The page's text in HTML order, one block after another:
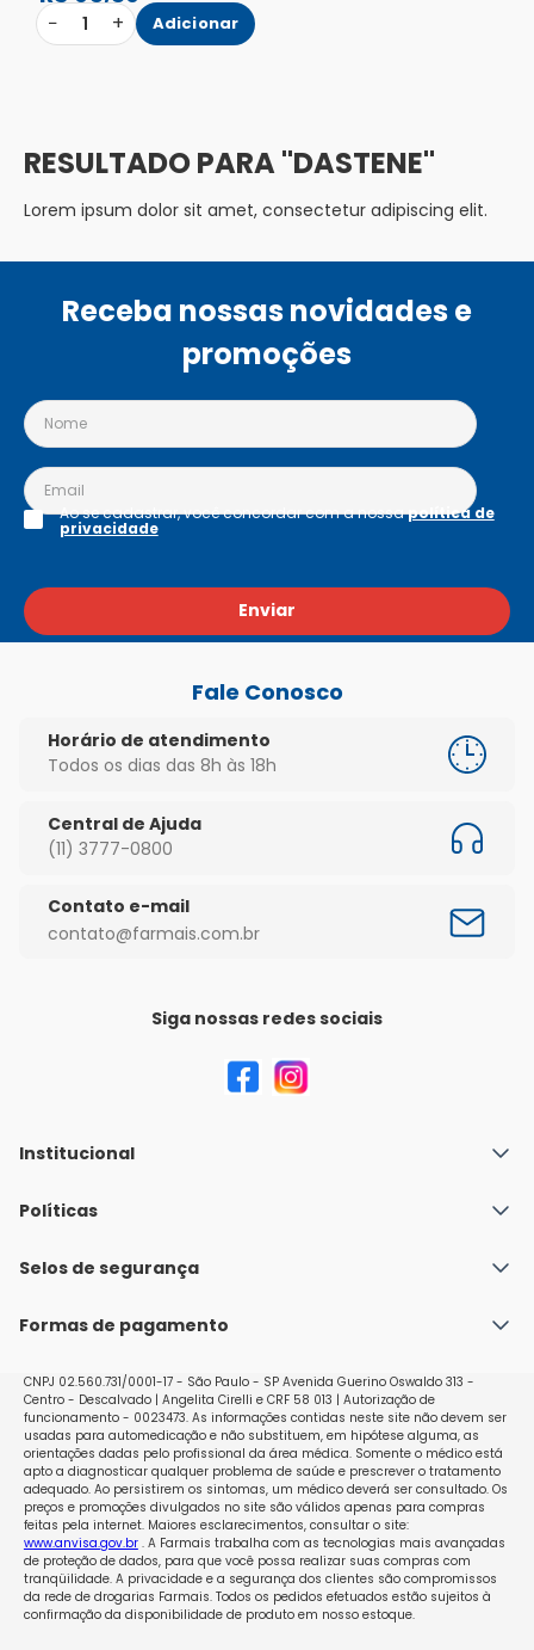
− 1 + Adicionar
DASTENE
Lorem ipsum dolor sit amet, consectetur adipiscing elit.
Receba nossas novidades e
promoções
Enviar
Ao se cadastrar, você concordar com a nossapolítica de
privacidade
Fale Conosco
Horário de atendimento
Todos os dias das 8h às 18h
Central de Ajuda
(11) 3777-0800
Contato e-mail
contato@farmais.com.br
Siga nossas redes sociais
Institucional
Quem Somos
Nossas lojas
Políticas
Política de Envio
Políticas de Trocas e Devoluções
Selos de segurança
Formas de pagamento
CNPJ 02.560.731/0001-17 - São Paulo - SP Avenida Guerino Oswaldo 313 -
Centro - Descalvado | Angelita Cirelli e CRF 58 013 | Autorização de
funcionamento - 0023473. As informações contidas neste site não devem ser
usadas para automedicação e não substituem, em hipótese alguma, as
orientações dadas pelo profissional da área médica. Somente o médico está
apto a diagnosticar qualquer problema de saúde e prescrever o tratamento
adequado. Ao persistirem os sintomas, um médico deverá ser consultado. Os
preços e promoções divulgados no site são válidos apenas para compras
feitas pela internet. Maiores esclarecimentos, consultar o site:
www.anvisa.gov.br. A Farmais trabalha com as tecnologias mais avançadas
de proteção de dados, para que você possa realizar suas compras com
tranqüilidade. A privacidade e a segurança dos clientes são compromissos
da rede de drogarias Farmais. Todos os pedidos efetuados estão sujeitos à
confirmação da disponibilidade de produto em nosso estoque.